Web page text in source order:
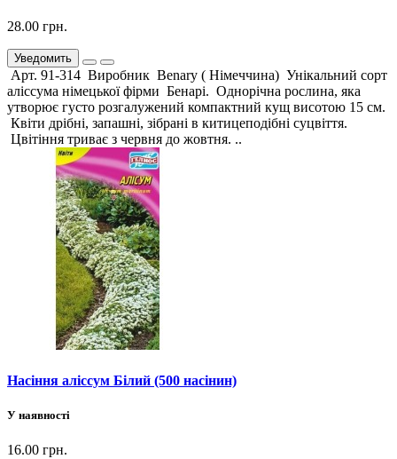
28.00 грн.
Уведомить
Арт. 91-314 Виробник Benary ( Німеччина) Унікальний сорт
аліссума німецької фірми Бенарі. Однорічна рослина, яка
утворює густо розгалужений компактний кущ висотою 15 см.
Квіти дрібні, запашні, зібрані в китицеподібні суцвіття.
Цвітіння триває з червня до жовтня. ..
Насіння аліссум Білий (500 насінин)
У наявності
16.00 грн.